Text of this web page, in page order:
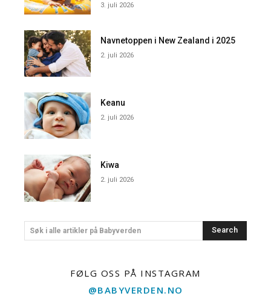
3. juli 2026
Navnetoppen i New Zealand i 2025
2. juli 2026
Keanu
2. juli 2026
Kiwa
2. juli 2026
Søk i alle artikler på Babyverden Search
FØLG OSS PÅ INSTAGRAM
@BABYVERDEN.NO